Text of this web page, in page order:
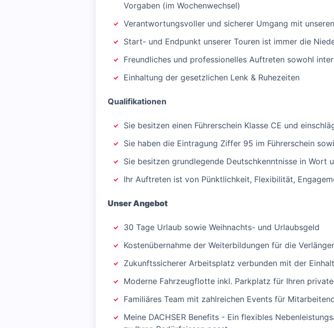
Vorgaben (im Wochenwechsel)
Verantwortungsvoller und sicherer Umgang mit
Start- und Endpunkt unserer Touren ist immer die
Freundliches und professionelles Auftreten sowohl
Einhaltung der gesetzlichen Lenk & Ruhezeiten
Qualifikationen
Sie besitzen einen Führerschein Klasse CE und
Sie haben die Eintragung Ziffer 95 im Führerschein
Sie besitzen grundlegende Deutschkenntnisse in Wort
Ihr Auftreten ist von Pünktlichkeit, Flexibilität,
Unser Angebot
30 Tage Urlaub sowie Weihnachts- und Urlaubsgeld
Kostenübernahme der Weiterbildungen für die
Zukunftssicherer Arbeitsplatz verbunden mit der
Moderne Fahrzeugflotte inkl. Parkplatz für Ihren
Familiäres Team mit zahlreichen Events für
Meine DACHSER Benefits - Ein flexibles